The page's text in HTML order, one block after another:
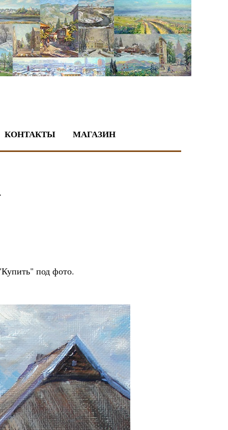
КОНТАКТЫ МАГАЗИН
под фото.